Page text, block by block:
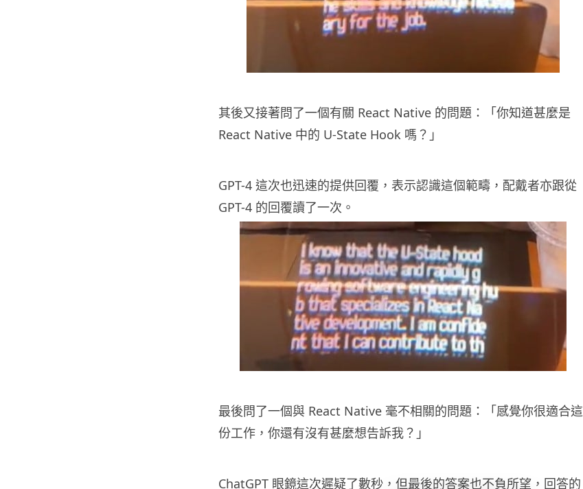
其後又接著問了一個有關 React Native 的問題：「你知道甚麼是
React Native 中的 U-State Hook 嗎？」
GPT-4 這次也迅速的提供回覆，表示認識這個範疇，配戴者亦跟從
GPT-4 的回覆讀了一次。
最後問了一個與 React Native 毫不相關的問題：「感覺你很適合這
份工作，你還有沒有甚麼想告訴我？」
ChatGPT 眼鏡這次遲疑了數秒，但最後的答案也不負所望，回答的